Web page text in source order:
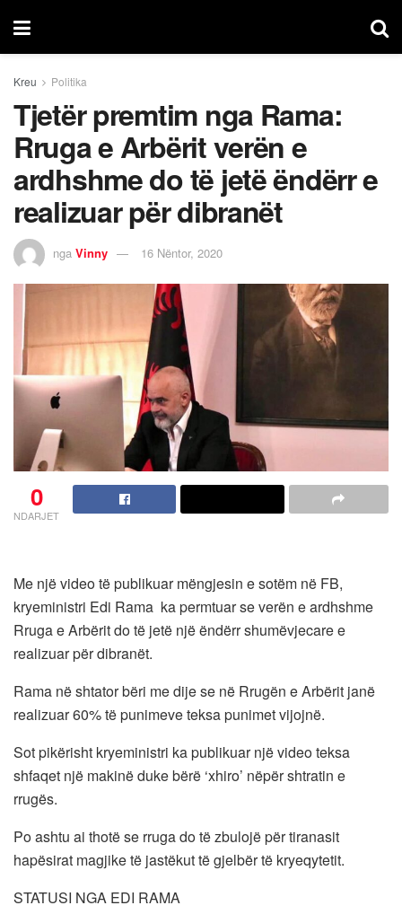
Kreu Politika
Tjetër premtim nga Rama:
Rruga e Arbërit verën e
ardhshme do të jetë ëndërr e
realizuar për dibranët
nga Vinny 16 Nëntor, 2020
0
NDARJET
Me një video të publikuar mëngjesin e sotëm në FB,
kryeministri Edi Rama ka permtuar se verën e ardhshme
Rruga e Arbërit do të jetë një ëndërr shumëvjecare e
realizuar për dibranët.
Rama në shtator bëri me dije se në Rrugën e Arbërit janë
realizuar 60% të punimeve teksa punimet vijojnë.
Sot pikërisht kryeministri ka publikuar një video teksa
shfaqet një makinë duke bërë ‘xhiro’ nëpër shtratin e
rrugës.
Po ashtu ai thotë se rruga do të zbulojë për tiranasit
hapësirat magjike të jastëkut të gjelbër të kryeqytetit.
STATUSI NGA EDI RAMA